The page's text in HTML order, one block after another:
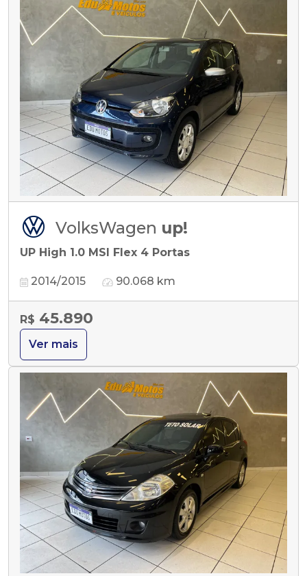
VolksWagen up!
UP High 1.0 MSI Flex 4 Portas
2014/2015 90.068 km
R$ 45.890
Ver mais